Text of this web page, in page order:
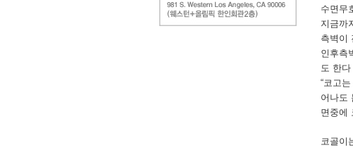
수면무
지금까
측벽이
인후측
도 한다
“코고
어나도
면중에
코골이